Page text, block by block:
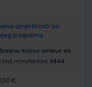
umjetnosti za
programa
Ružica Ambruš-Kiš
broj ministarstva: 6844
€